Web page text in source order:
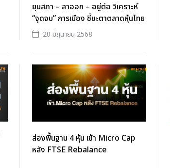
ยุบสภา – ลาออก – อยู่ต่อ วิเคราะห์
“จุดจบ” การเมือง ชี้ชะตาตลาดหุ้นไทย
20 มิถุนายน 2568
ส่องพื้นฐาน 4 หุ้น เข้า Micro Cap
หลัง FTSE Rebalance